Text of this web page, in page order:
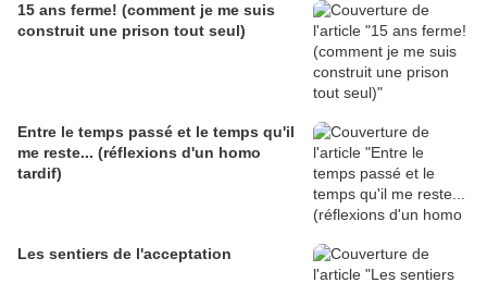
15 ans ferme! (comment je me suis
construit une prison tout seul)
Entre le temps passé et le temps qu'il
me reste... (réflexions d'un homo
tardif)
Les sentiers de l'acceptation